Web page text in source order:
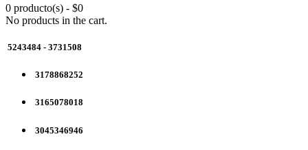
0 producto(s) - $0
No products in the cart.
5243484 - 3731508
3178868252
3165078018
3045346946